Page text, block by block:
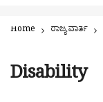
Home ರಾಜ್ಯ ವಾರ್ತೆ
Disability